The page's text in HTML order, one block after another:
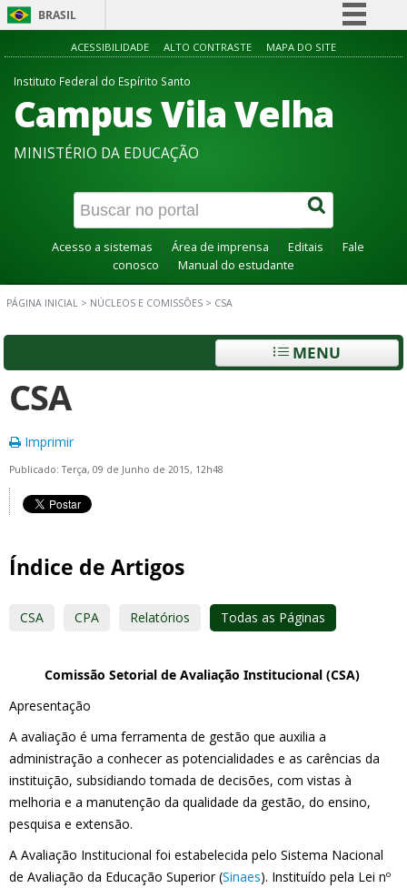
BRASIL
Simplifique!
Participe
Acesso à informação
Canais
ACESSIBILIDADE ALTO CONTRASTE MAPA DO SITE
Instituto Federal do Espírito Santo
Campus Vila Velha
MINISTÉRIO DA EDUCAÇÃO
Acesso a sistemas Área de imprensa Editais
Fale
conosco
Manual do estudante
PÁGINA INICIAL > NÚCLEOS E COMISSÕES > CSA
MENU
CSA
Imprimir
Publicado: Terça, 09 de Junho de 2015, 12h48
Índice de Artigos
CSA CPA Relatórios Todas as Páginas
Comissão Setorial de Avaliação Institucional (CSA)
Apresentação
A avaliação é uma ferramenta de gestão que auxilia a
administração a conhecer as potencialidades e as carências da
instituição, subsidiando tomada de decisões, com vistas à
melhoria e a manutenção da qualidade da gestão, do ensino,
pesquisa e extensão.
A Avaliação Institucional foi estabelecida pelo Sistema Nacional
de Avaliação da Educação Superior (Sinaes). Instituído pela Lei nº